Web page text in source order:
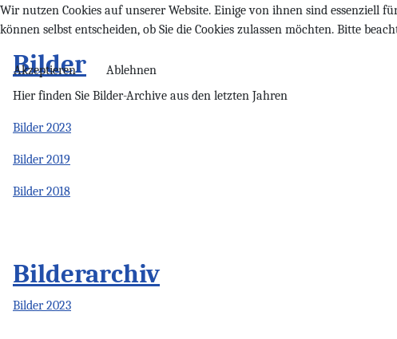
Bilder
Hier finden Sie Bilder-Archive aus den letzten Jahren
Bilder 2023
Bilder 2019
Bilder 2018
Bilderarchiv
Bilder 2023
Wir nutzen Cookies auf unserer Website. Einige von ihnen sind essenziell
können selbst entscheiden, ob Sie die Cookies zulassen möchten. Bitte
Akzeptieren
Ablehnen